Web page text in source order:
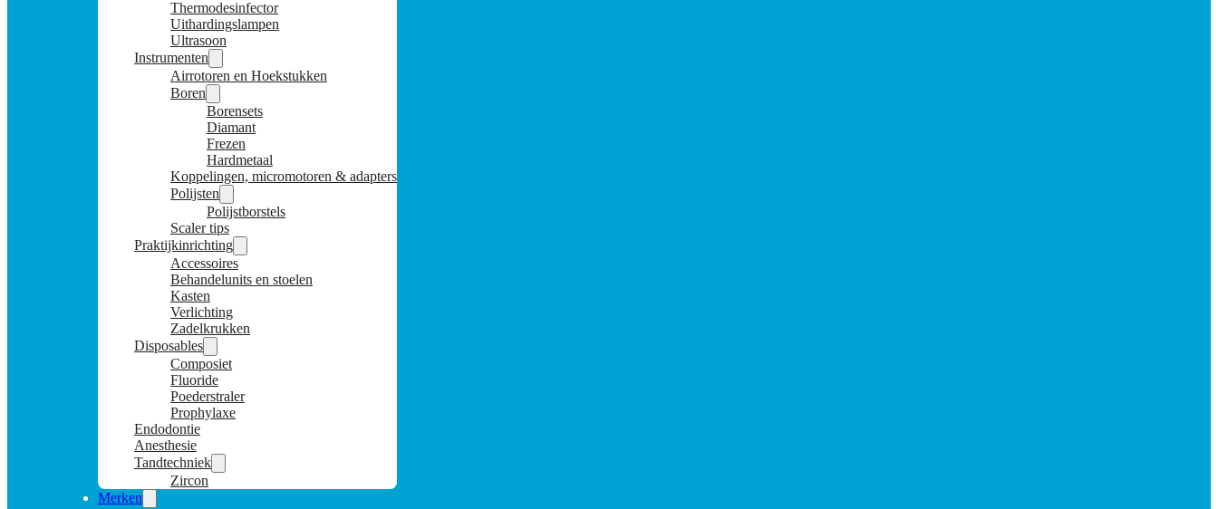
Thermodesinfector
Uithardingslampen
Ultrasoon
Instrumenten
Airrotoren en Hoekstukken
Boren
Borensets
Diamant
Frezen
Hardmetaal
Koppelingen, micromotoren & adapters
Polijsten
Polijstborstels
Scaler tips
Praktijkinrichting
Accessoires
Behandelunits en stoelen
Kasten
Verlichting
Zadelkrukken
Disposables
Composiet
Fluoride
Poederstraler
Prophylaxe
Endodontie
Anesthesie
Tandtechniek
Zircon
Merken